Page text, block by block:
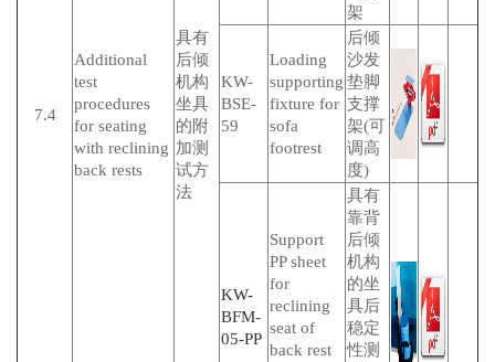
7.4
Additional
test
procedures
for seating
with reclining
back rests
具有
后倾
机构
坐具
的附
加测
试方
法
架
KW-
BSE-
59
Loading
supporting
fixture for
sofa
footrest
后倾
沙发
垫脚
支撑
架(可
调高
度)
KW-
BFM-
05-PP
Support
PP sheet
for
reclining
seat of
back rest
具有
靠背
后倾
机构
的坐
具后
稳定
性测